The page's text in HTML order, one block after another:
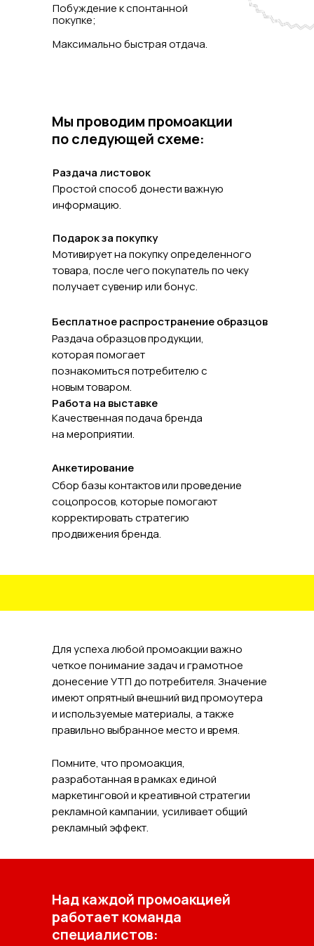
Побуждение к спонтанной
покупке;
Максимально быстрая отдача.
Мы проводим промоакции
по следующей схеме:
Раздача листовок
Простой способ донести важную
информацию.
Подарок за покупку
Мотивирует на покупку определенного
товара, после чего покупатель по чеку
получает сувенир или бонус.
Бесплатное распространение образцов
Раздача образцов продукции,
которая помогает
познакомиться потребителю с
новым товаром.
Работа на выставке
Качественная подача бренда
на мероприятии.
Анкетирование
Сбор базы контактов или проведение
соцопросов, которые помогают
корректировать стратегию
продвижения бренда.
Для успеха любой промоакции важно
четкое понимание задач и грамотное
донесение УТП до потребителя. Значение
имеют опрятный внешний вид промоутера
и используемые материалы, а также
правильно выбранное место и время.
Помните, что промоакция,
разработанная в рамках единой
маркетинговой и креативной стратегии
рекламной кампании, усиливает общий
рекламный эффект.
Над каждой промоакцией
работает команда
специалистов: